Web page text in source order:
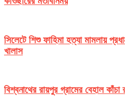
সিলেটে শিশু ফাহিমা হত্যা মামলায়
খালাস
বিশ্বনাথের রায়পুর গ্রামের বেহাল